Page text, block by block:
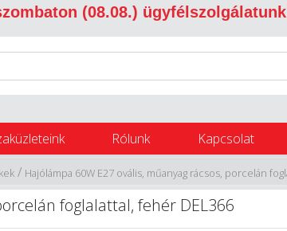
(08.08.)
Rólunk Kapcsolat
Hajólámpa 60W E27 ovális, műanyag rácsos, porcelán
/
foglalattal, fehér DEL366